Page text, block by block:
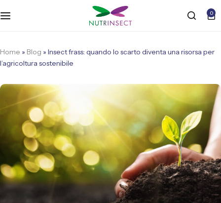
0
Home » Blog » Insect frass: quando lo scarto diventa una risorsa per
l’agricoltura sostenibile